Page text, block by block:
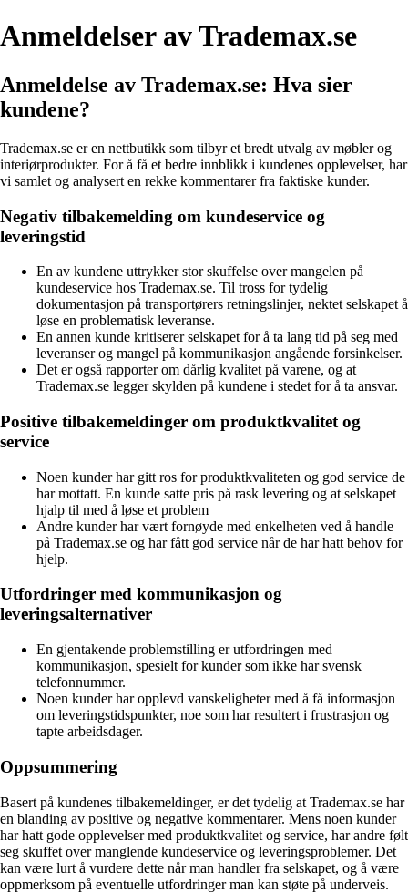
Anmeldelser av Trademax.se
Anmeldelse av Trademax.se: Hva sier
kundene?
Trademax.se er en nettbutikk som tilbyr et bredt utvalg av møbler og
interiørprodukter. For å få et bedre innblikk i kundenes opplevelser, har
vi samlet og analysert en rekke kommentarer fra faktiske kunder.
Negativ tilbakemelding om kundeservice og
leveringstid
En av kundene uttrykker stor skuffelse over mangelen på
kundeservice hos Trademax.se. Til tross for tydelig
dokumentasjon på transportørers retningslinjer, nektet selskapet å
løse en problematisk leveranse.
En annen kunde kritiserer selskapet for å ta lang tid på seg med
leveranser og mangel på kommunikasjon angående forsinkelser.
Det er også rapporter om dårlig kvalitet på varene, og at
Trademax.se legger skylden på kundene i stedet for å ta ansvar.
Positive tilbakemeldinger om produktkvalitet og
service
Noen kunder har gitt ros for produktkvaliteten og god service de
har mottatt. En kunde satte pris på rask levering og at selskapet
hjalp til med å løse et problem
Andre kunder har vært fornøyde med enkelheten ved å handle
på Trademax.se og har fått god service når de har hatt behov for
hjelp.
Utfordringer med kommunikasjon og
leveringsalternativer
En gjentakende problemstilling er utfordringen med
kommunikasjon, spesielt for kunder som ikke har svensk
telefonnummer.
Noen kunder har opplevd vanskeligheter med å få informasjon
om leveringstidspunkter, noe som har resultert i frustrasjon og
tapte arbeidsdager.
Oppsummering
Basert på kundenes tilbakemeldinger, er det tydelig at Trademax.se har
en blanding av positive og negative kommentarer. Mens noen kunder
har hatt gode opplevelser med produktkvalitet og service, har andre følt
seg skuffet over manglende kundeservice og leveringsproblemer. Det
kan være lurt å vurdere dette når man handler fra selskapet, og å være
oppmerksom på eventuelle utfordringer man kan støte på underveis.